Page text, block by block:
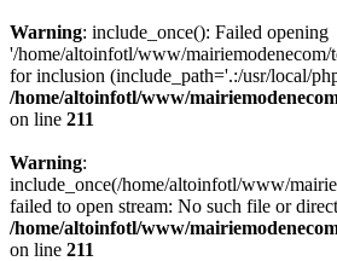
Warning: include_once(): Failed opening
'/home/altoinfotl/www/mairiemodenecom/
for inclusion (include_path='.:/usr/local/
/home/altoinfotl/www/
on line 211
Warning:
include_once(/home/altoinfotl/www/
failed to open stream: No such file or
/home/altoinfotl/www/
on line 211